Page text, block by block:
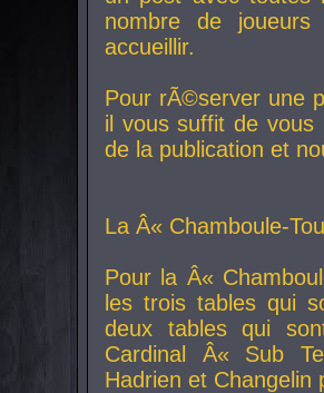
nombre de
accueillir.
Pour rÃ©server une
il vous suffit de vous
de la publication et
La Â« Chamboule-
Pour la Â«
les trois tables qui
deux tables qui
Cardinal
Â« Sub
Hadrien et Changelin